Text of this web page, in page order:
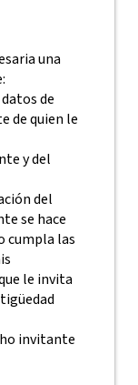
una
de
de quien le
y del
del
se hace
cumpla las
le invita
invitante